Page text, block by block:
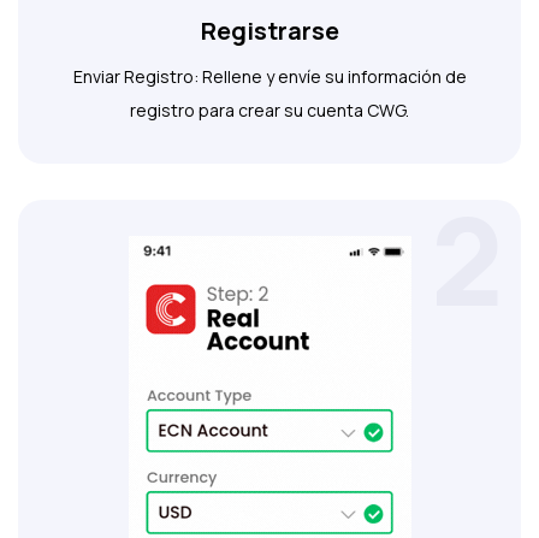
Registrarse
Enviar Registro: Rellene y envíe su información de
registro para crear su cuenta CWG.